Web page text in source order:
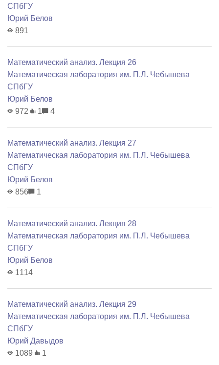
СПбГУ
Юрий Белов
891
Математический анализ. Лекция 26
Математичеcкая лаборатория им. П.Л. Чебышева
СПбГУ
Юрий Белов
972
1 4
Математический анализ. Лекция 27
Математичеcкая лаборатория им. П.Л. Чебышева
СПбГУ
Юрий Белов
856
1
Математический анализ. Лекция 28
Математичеcкая лаборатория им. П.Л. Чебышева
СПбГУ
Юрий Белов
1114
Математический анализ. Лекция 29
Математичеcкая лаборатория им. П.Л. Чебышева
СПбГУ
Юрий Давыдов
1089
1